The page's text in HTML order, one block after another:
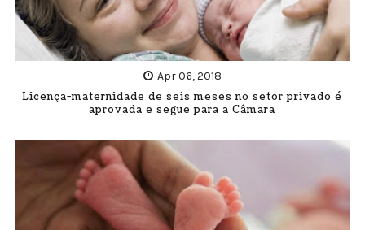
Apr 06, 2018
Licença-maternidade de seis meses no setor privado é
aprovada e segue para a Câmara